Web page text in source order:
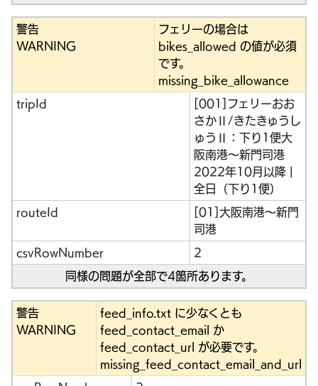
警告
WARNING
フェリーの場合は
bikes_allowed の値が必須
です。
missing_bike_allowance
tripId
[001]フェリーおお
さかⅡ/きたきゅうし
ゅうⅡ：下り1便大
阪南港～新門司港
2022年10月以降 |
全日（下り1便）
routeId
[01]大阪南港～新門
司港
csvRowNumber 2
同様の問題が全部で4箇所あります。
警告
WARNING
feed_info.txt に少なくとも
feed_contact_email か
feed_contact_url が必要です。
missing_feed_contact_email_and_url